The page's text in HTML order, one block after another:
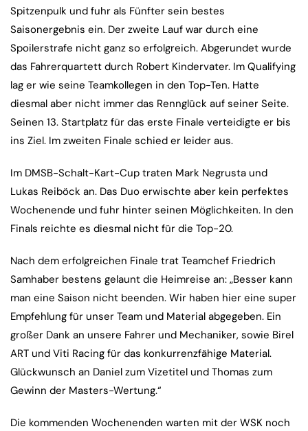
Spitzenpulk und fuhr als Fünfter sein bestes
Saisonergebnis ein. Der zweite Lauf war durch eine
Spoilerstrafe nicht ganz so erfolgreich. Abgerundet wurde
das Fahrerquartett durch Robert Kindervater. Im Qualifying
lag er wie seine Teamkollegen in den Top-Ten. Hatte
diesmal aber nicht immer das Rennglück auf seiner Seite.
Seinen 13. Startplatz für das erste Finale verteidigte er bis
ins Ziel. Im zweiten Finale schied er leider aus.
Im DMSB-Schalt-Kart-Cup traten Mark Negrusta und
Lukas Reiböck an. Das Duo erwischte aber kein perfektes
Wochenende und fuhr hinter seinen Möglichkeiten. In den
Finals reichte es diesmal nicht für die Top-20.
Nach dem erfolgreichen Finale trat Teamchef Friedrich
Samhaber bestens gelaunt die Heimreise an: „Besser kann
man eine Saison nicht beenden. Wir haben hier eine super
Empfehlung für unser Team und Material abgegeben. Ein
großer Dank an unsere Fahrer und Mechaniker, sowie Birel
ART und Viti Racing für das konkurrenzfähige Material.
Glückwunsch an Daniel zum Vizetitel und Thomas zum
Gewinn der Masters-Wertung.“
Die kommenden Wochenenden warten mit der WSK noch